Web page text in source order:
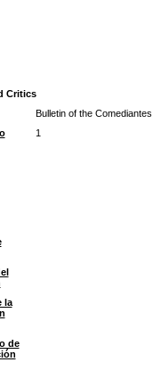
Critics
Bulletin of the Comediantes
1
la
de